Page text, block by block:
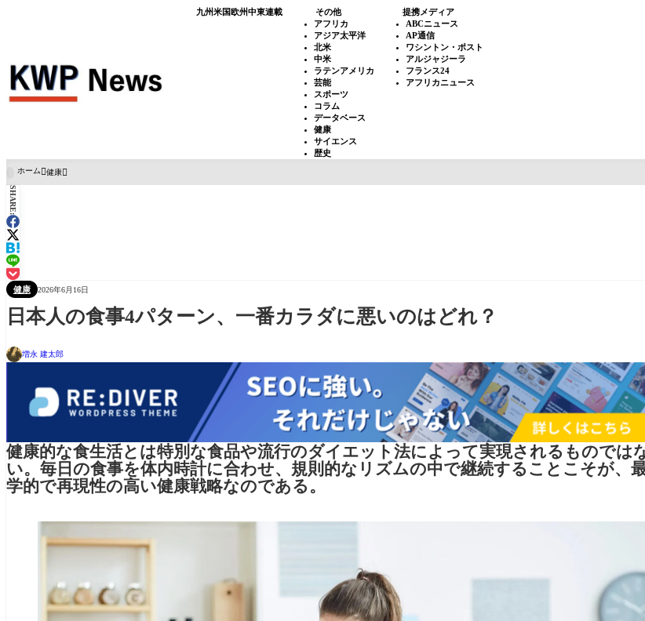
九州米国欧州中東連載
その他
アフリカ
アジア太平洋
北米
中米
ラテンアメリカ
芸能
スポーツ
コラム
データベース
健康
サイエンス
歴史
提携メディア
ABCニュース
AP通信
ワシントン・ポスト
アルジャジーラ
フランス24
アフリカニュース
ホーム 健康
SHARE:
健康 2026年6月16日
日本人の食事4パターン、一番カラダに悪いのはどれ？
増永 建太郎
健康的な食生活とは特別な食品や流行のダイエット法によって実現されるものでは
い。毎日の食事を体内時計に合わせ、規則的なリズムの中で継続することこそが、
学的で再現性の高い健康戦略なのである。